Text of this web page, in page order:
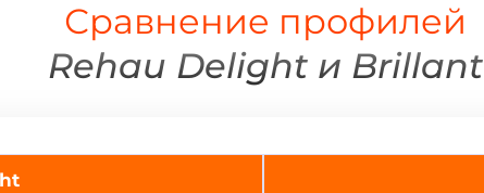
Сравнение профилей
Rehau Delight и Brillant